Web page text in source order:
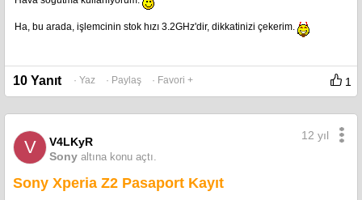
Ha, bu arada, işlemcinin stok hızı 3.2GHz'dir, dikkatinizi çekerim.
10 Yanıt · Yaz · Paylaş · Favori + 1
V
V4LKyR
Sony altına konu açtı.
12 yıl
Sony Xperia Z2 Pasaport Kayıt